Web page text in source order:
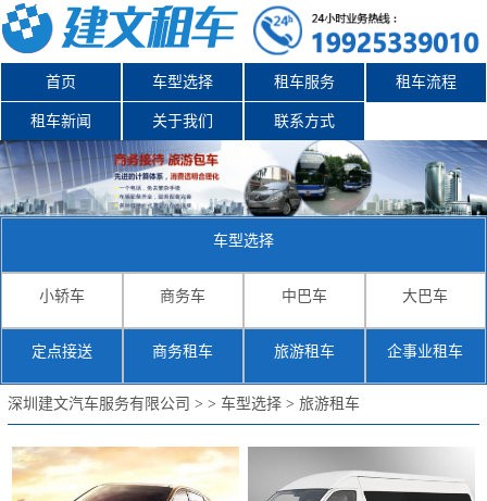
首页 车型选择 租车服务 租车流程
租车新闻 关于我们 联系方式
车型选择
小轿车 商务车 中巴车 大巴车
定点接送 商务租车 旅游租车 企事业租车
深圳建文汽车服务有限公司 > > 车型选择> 旅游租车
深圳旅游租车（商务车7座）
深圳旅游租车（小巴17-18